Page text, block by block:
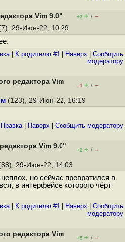
Vim 9.0" +2 + / –
(7), 29-Июн-22, 10:29
| К родителю #1 Наверх
Cообщить
модератору
редактора Vim
–1 + / –
(123), 29-Июн-22, 16:19
Правка| Наверх Cообщить модератору
Vim 9.0"
+2 + / –
(88), 29-Июн-22, 14:03
но сейчас превратился в
в интерфейсе которого чёрт
| К родителю #1 Наверх
Cообщить
модератору
редактора Vim
+5 + / –